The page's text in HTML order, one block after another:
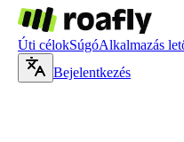
Úti célokSúgóAlkalmazás
Bejelentkezés